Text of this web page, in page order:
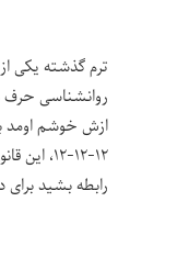
ترم گذشته یکی
ازش خوشم اومد
۱۲-۱۲-
رابطه بشید برای